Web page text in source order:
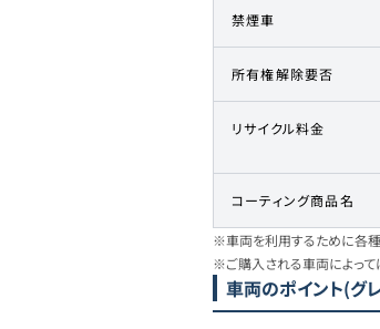
禁煙車
所有権解除要否
リサイクル料金
コーティング商品名
※車両を利用するために各種
※ご購入される車両によって
車両のポイント(グ